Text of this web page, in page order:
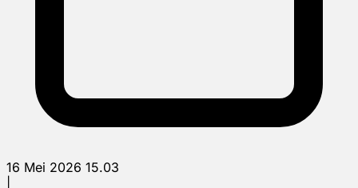
16 Mei 2026 15.03